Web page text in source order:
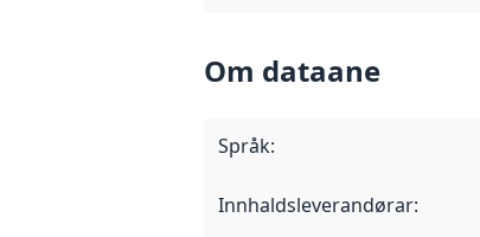
Om dataane
Språk:
Innhaldsleverandørar: